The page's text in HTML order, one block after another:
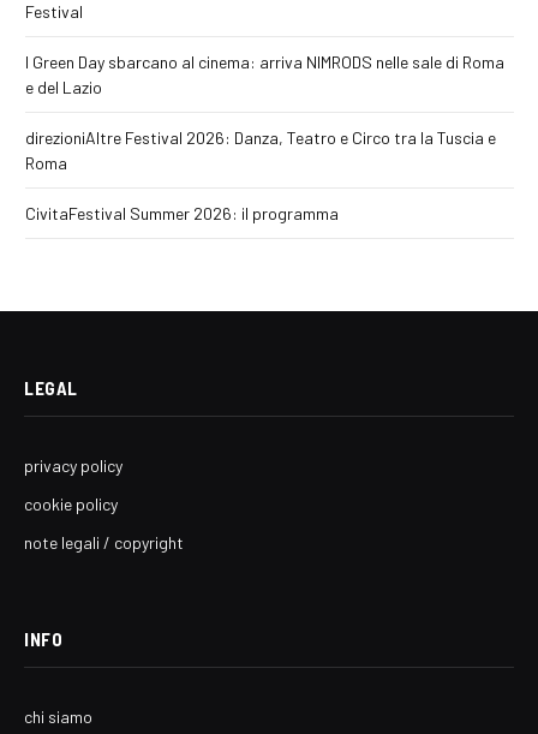
Festival
I Green Day sbarcano al cinema: arriva NIMRODS nelle sale di Roma
e del Lazio
direzioniAltre Festival 2026: Danza, Teatro e Circo tra la Tuscia e
Roma
CivitaFestival Summer 2026: il programma
LEGAL
privacy policy
cookie policy
note legali / copyright
INFO
chi siamo